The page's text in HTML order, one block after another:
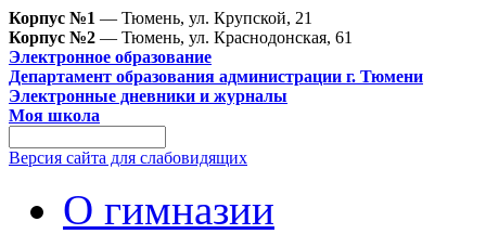
Корпус №1 — Тюмень, ул. Крупской, 21
Корпус №2 — Тюмень, ул. Краснодонская, 61
Электронное образование
Департамент образования администрации г. Тюмени
Электронные дневники и журналы
Моя школа
Версия сайта для слабовидящих
О гимназии